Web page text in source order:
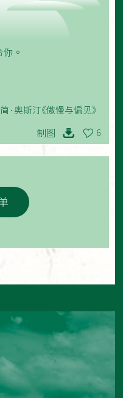
。
简·奥斯汀《傲慢与偏见》
制图 6